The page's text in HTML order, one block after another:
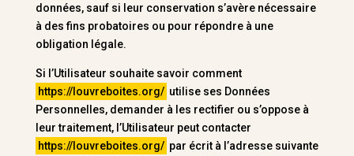
données, sauf si leur conservation s’avère nécessaire
à des fins probatoires ou pour répondre à une
obligation légale.
Si l’Utilisateur souhaite savoir comment
https://louvreboites.org/ utilise ses Données
Personnelles, demander à les rectifier ou s’oppose à
leur traitement, l’Utilisateur peut contacter
https://louvreboites.org/ par écrit à l’adresse suivante